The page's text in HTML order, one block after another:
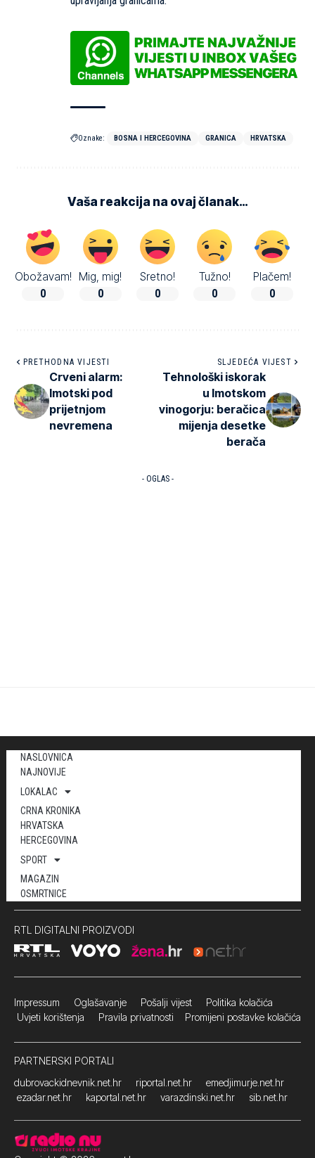
Oznake: BOSNA I HERCEGOVINA GRANICA HRVATSKA
Vaša reakcija na ovaj članak…
Obožavam!
0
Mig, mig!
0
Sretno!
0
Tužno!
0
Plačem!
0
PRETHODNA VIJESTI
Crveni alarm:
Imotski pod
prijetnjom
nevremena
SLJEDEĆA VIJEST
Tehnološki iskorak
u Imotskom
vinogorju: beračica
mijenja desetke
berača
- OGLAS -
NASLOVNICA
NAJNOVIJE
LOKALAC
CRNA KRONIKA
HRVATSKA
HERCEGOVINA
SPORT
MAGAZIN
OSMRTNICE
RTL DIGITALNI PROIZVODI
Impressum Oglašavanje Pošalji vijest Politika kolačića
Uvjeti korištenja Pravila privatnosti Promijeni postavke kolačića
PARTNERSKI PORTALI
dubrovackidnevnik.net.hr
riportal.net.hr
emedjimurje.net.hr
ezadar.net.hr
kaportal.net.hr varazdinski.net.hr sib.net.hr